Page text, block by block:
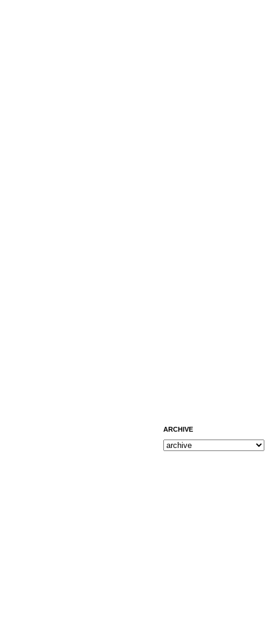
ARCHIVE